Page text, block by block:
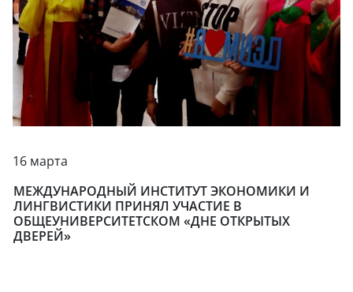
16 марта
МЕЖДУНАРОДНЫЙ ИНСТИТУТ ЭКОНОМИКИ И
ЛИНГВИСТИКИ ПРИНЯЛ УЧАСТИЕ В
ОБЩЕУНИВЕРСИТЕТСКОМ «ДНЕ ОТКРЫТЫХ
ДВЕРЕЙ»